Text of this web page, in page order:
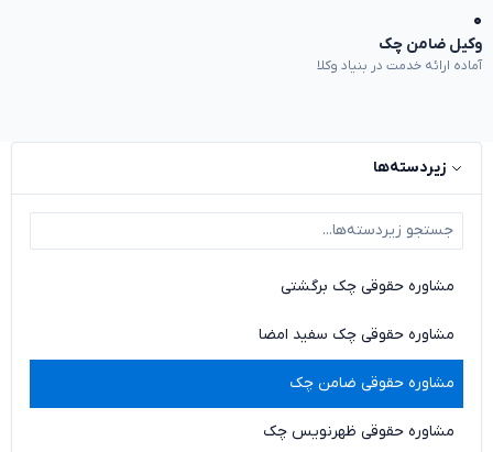
۰
وکیل ضامن چک
آماده ارائه خدمت در بنیاد وکلا
زیردسته‌ها
مشاوره حقوقی چک برگشتی
مشاوره حقوقی چک سفید امضا
مشاوره حقوقی ضامن چک
مشاوره حقوقی ظهرنویس چک